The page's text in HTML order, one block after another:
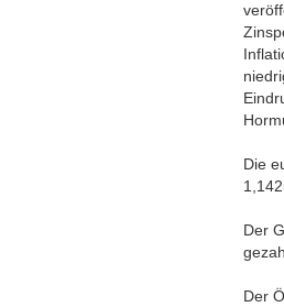
Die
Der
Der